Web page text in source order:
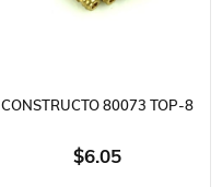
CONSTRUCTO 80073 TOP-8
ADET-PRINÇ - 23X5 MM.
$6.05